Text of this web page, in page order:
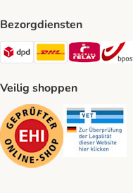
Bezorgdiensten
Dpd Shipping Method
DHL Shipping
Veilig shoppen
Security